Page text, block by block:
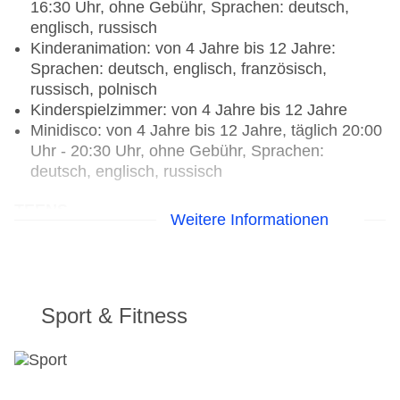
notwendig, Buffet, Anfrage & Reservierung nicht
notwendig, ohne Gebühr, täglich 07:00 Uhr -
10:00 Uhr, 12:30 Uhr - 14:30 Uhr und 18:30 Uhr -
21:00 Uhr, klimatisierbar, mit Terrasse,
Kinderhochstuhl, angemessene Kleidung
erwünscht
Spezialitätenrestaurant „L'Asiatique Restaurant“:
Küche: asiatisch, glutenfreie Gerichte: ohne
Gebühr, Anfrage notwendig, Reservierung nicht
Reservierung nicht notwendig, vegetarische
täglich 19:00 Uhr - 21:00 Uhr, klimatisierbar, mit
Terrasse, Kinderhochstuhl, angemessene
Spezialitätenrestaurant „Alfredo Restaurant“:
16:30 Uhr, ohne Gebühr, Sprachen: deutsch,
englisch, russisch
Kinderanimation: von 4 Jahre bis 12 Jahre:
Sprachen: deutsch, englisch, französisch,
russisch, polnisch
Kinderspielzimmer: von 4 Jahre bis 12 Jahre
Minidisco: von 4 Jahre bis 12 Jahre, täglich 20:00
Uhr - 20:30 Uhr, ohne Gebühr, Sprachen:
deutsch, englisch, russisch
Weitere Informationen
Sport & Fitness